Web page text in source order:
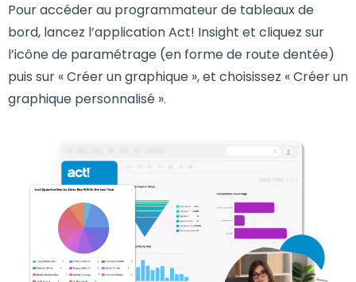
Pour accéder au programmateur de tableaux de
bord, lancez l’application Act! Insight et cliquez sur
l’icône de paramétrage (en forme de route dentée)
puis sur « Créer un graphique », et choisissez « Créer un
graphique personnalisé ».